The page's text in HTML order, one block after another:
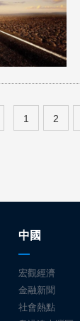
1 2
中國
宏觀經濟
金融新聞
社會熱點